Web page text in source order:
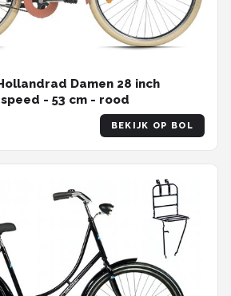
Damen 28 inch
- 53 cm - rood
BEKIJK OP BOL